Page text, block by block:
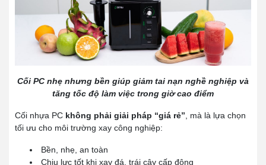
Cối PC nhẹ nhưng bền giúp giảm tai nạn nghề nghiệp và
tăng tốc độ làm việc trong giờ cao điểm
Cối nhựa PC không phải giải pháp “giá rẻ” , mà là lựa chọn
tối ưu cho môi trường xay công nghiệp:
Bền, nhẹ, an toàn
Chịu lực tốt khi xay đá, trái cây cấp đông